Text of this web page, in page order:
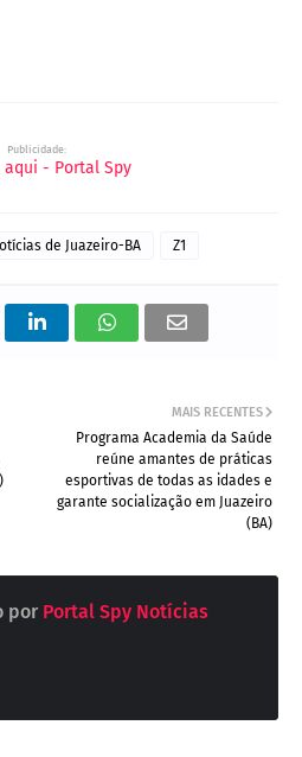
Publicidade:
de Juazeiro-BA Z1
MAIS RECENTES
Programa Academia da Saúde
reúne amantes de práticas
esportivas de todas as idades e
garante socialização em Juazeiro
(BA)
por Portal Spy Notícias